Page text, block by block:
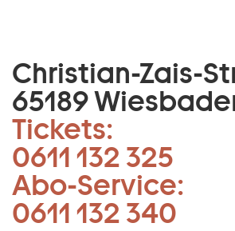
Christian-Zais-
65189
Tickets:
0611 132 325
Abo-Service:
0611 132 340